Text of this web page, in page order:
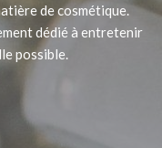
de cosmétique.
dédié à entretenir
possible.